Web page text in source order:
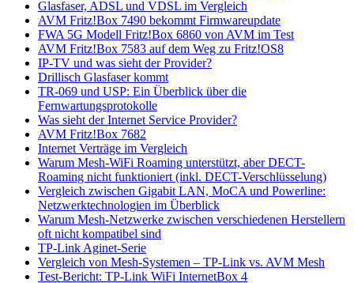
Glasfaser, ADSL und VDSL im Vergleich
AVM Fritz!Box 7490 bekommt Firmwareupdate
FWA 5G Modell Fritz!Box 6860 von AVM im Test
AVM Fritz!Box 7583 auf dem Weg zu Fritz!OS8
IP-TV und was sieht der Provider?
Drillisch Glasfaser kommt
TR-069 und USP: Ein Überblick über die
Fernwartungsprotokolle
Was sieht der Internet Service Provider?
AVM Fritz!Box 7682
Internet Verträge im Vergleich
Warum Mesh-WiFi Roaming unterstützt, aber DECT-
Roaming nicht funktioniert (inkl. DECT-Verschlüsselung)
Vergleich zwischen Gigabit LAN, MoCA und Powerline:
Netzwerktechnologien im Überblick
Warum Mesh-Netzwerke zwischen verschiedenen Herstellern
oft nicht kompatibel sind
TP-Link Aginet-Serie
Vergleich von Mesh-Systemen – TP-Link vs. AVM Mesh
Test-Bericht: TP-Link WiFi InternetBox 4